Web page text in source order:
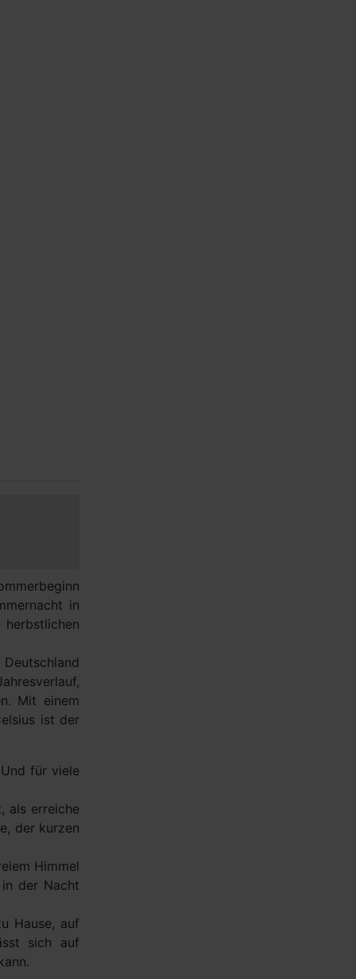
in
Mit einem
ist der
für viele
als erreiche
der kurzen
Himmel
der Nacht
Hause, auf
sich auf